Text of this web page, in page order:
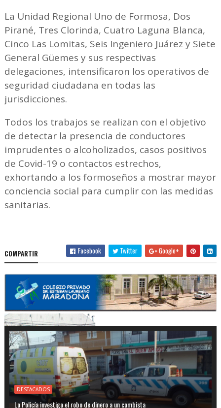
La Unidad Regional Uno de Formosa, Dos
Pirané, Tres Clorinda, Cuatro Laguna Blanca,
Cinco Las Lomitas, Seis Ingeniero Juárez y Siete
General Güemes y sus respectivas
delegaciones, intensificaron los operativos de
seguridad ciudadana en todas las
jurisdicciones.
Todos los trabajos se realizan con el objetivo
de detectar la presencia de conductores
imprudentes o alcoholizados, casos positivos
de Covid-19 o contactos estrechos,
exhortando a los formoseños a mostrar mayor
conciencia social para cumplir con las medidas
sanitarias.
COMPARTIR Facebook Twitter Google+
DESTACADOS
La Policía investiga el robo de dinero a un cambista